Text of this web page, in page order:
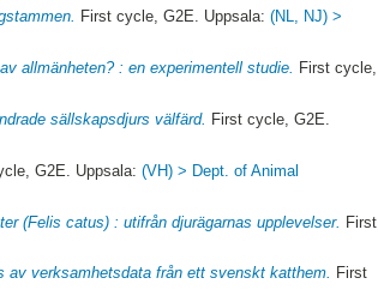
First cycle, G2E. Uppsala:(NL, NJ) >
allmänheten? : en experimentell studie. First cycle,
sällskapsdjurs välfärd. First cycle, G2E.
G2E. Uppsala:(VH) > Dept. of Animal
(Felis catus) : utifrån djurägarnas upplevelser. First
av verksamhetsdata från ett svenskt katthem. First